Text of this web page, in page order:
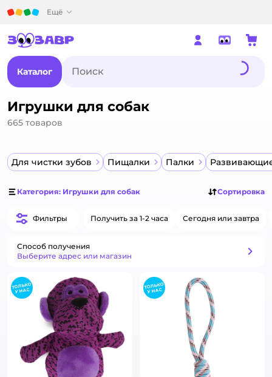
Ещё
Каталог
Игрушки для собак
665 товаров
Для чистки зубов Пищалки Палки
Категория: Игрушки для собак Сортировка
Фильтры Получить за 1-2 часа Сегодня или завтра
Способ получения
Выберите адрес или магазин